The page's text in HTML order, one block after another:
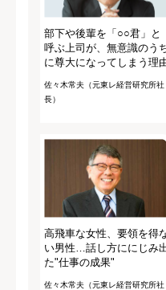
部下や後輩を「○○君」と
呼ぶ上司が、無意識のう
に尊大になってしまう理
佐々木常夫（元東レ経営研究所社
長）
高飛車な女性、要領を得
い男性…話し方ににじみ
た"仕事の成果"
佐々木常夫（元東レ経営研究所社